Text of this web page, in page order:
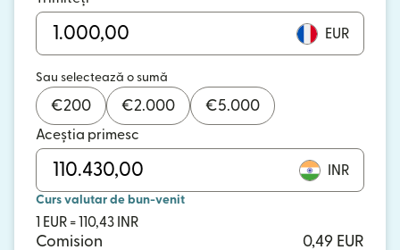
EUR
Sau selectează o sumă
€200 €2.000 €5.000
Aceștia primesc
INR
Curs valutar de bun-venit
1 EUR = 110,43 INR
Comision
0,49 EUR